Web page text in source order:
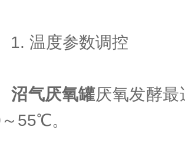
温度参数调控
沼气厌氧罐厌氧发酵
55℃。